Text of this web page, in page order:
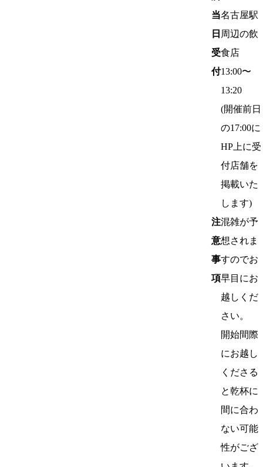
当
日
受
付
名古屋駅
周辺の飲
食店
13:00〜
13:20
(開催前日
の17:00に
HP上に受
付店舗を
掲載いた
します)
注
意
事
項
混雑が予
想されま
すのでお
早目にお
越しくだ
さい。
開始間際
にお越し
くださる
と乾杯に
間に合わ
ない可能
性がござ